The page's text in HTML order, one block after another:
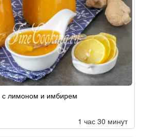
лимоном и имбирем
1 час 30 минут